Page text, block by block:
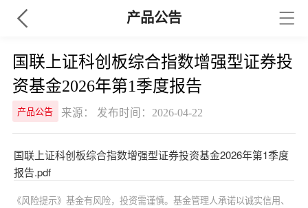
产品公告
国联上证科创板综合指数增强型证券投
资基金2026年第1季度报告
产品公告 来源： 发布时间：2026-04-22
国联上证科创板综合指数增强型证券投资基金2026年第1季度
报告.pdf
《风险提示》基金有风险，投资需谨慎。基金管理人承诺以诚实信用、